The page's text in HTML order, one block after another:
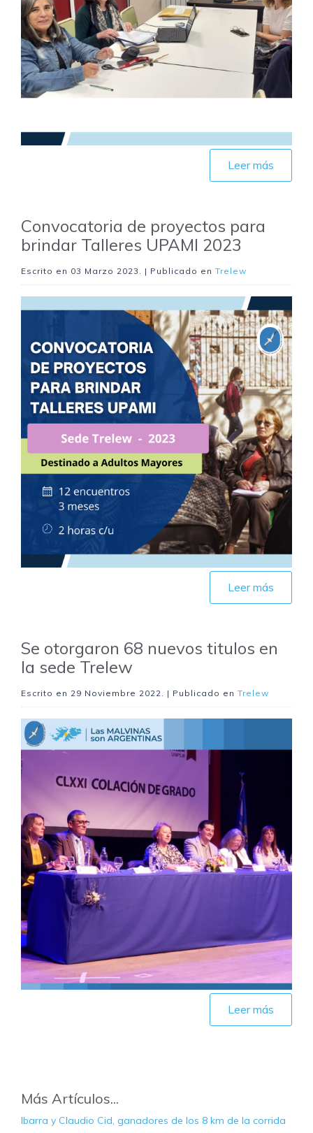
Leer más
Convocatoria de proyectos para
brindar Talleres UPAMI 2023
Escrito en 03 Marzo 2023 . | Publicado en Trelew
Leer más
Se otorgaron 68 nuevos titulos en
la sede Trelew
Escrito en 29 Noviembre 2022. | Publicado en Trelew
Leer más
Más Artículos...
Ibarra y Claudio Cid, ganadores de los 8 km de la corrida